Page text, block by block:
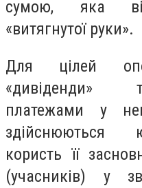
сумою, яка
«витягнутої руки».
Для цілей
«дивіденди»
платежами у
здійснюються
користь її
(учасників) у